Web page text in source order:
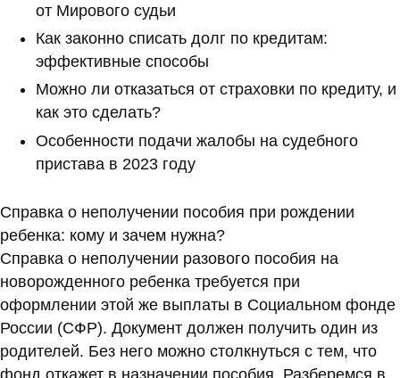
от Мирового судьи
Как законно списать долг по кредитам:
эффективные способы
Можно ли отказаться от страховки по кредиту, и
как это сделать?
Особенности подачи жалобы на судебного
пристава в 2023 году
Справка о неполучении пособия при рождении
ребенка: кому и зачем нужна?
Справка о неполучении разового пособия на
новорожденного ребенка требуется при
оформлении этой же выплаты в Социальном фонде
России (СФР). Документ должен получить один из
родителей. Без него можно столкнуться с тем, что
фонд откажет в назначении пособия. Разберемся в